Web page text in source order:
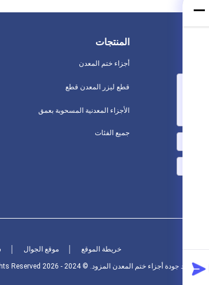
المنتجات
أجزاء ختم المعدن
قطع ليزر المعدن قطع
الأجزاء المعدنية المسحوبة بعمق
جميع الفئات
خريطة الموقع موقع الجوال
الصين جيّد جودة أجزاء ختم المعدن المزود. © 2024 - 2026 Beijing Oriens Technology Co., Ltd.. All Rights Reserved.